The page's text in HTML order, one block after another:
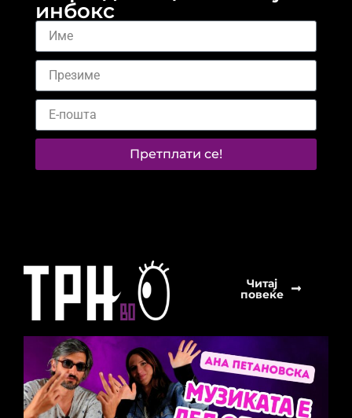
инбокс
Претплати се!
Читај
повеќе